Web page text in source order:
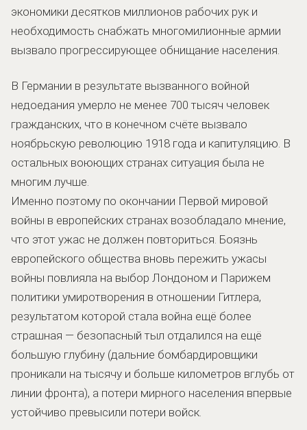
экономики десятков миллионов рабочих рук и
необходимость снабжать многомилионные армии
вызвало прогрессирующее обнищание населения.
В Германии в результате вызванного войной
недоедания умерло не менее 700 тысяч человек
гражданских, что в конечном счёте вызвало
ноябрьскую революцию 1918 года и капитуляцию. В
остальных воюющих странах ситуация была не
многим лучше.
Именно поэтому по окончании Первой мировой
войны в европейских странах возобладало мнение,
что этот ужас не должен повториться. Боязнь
европейского общества вновь пережить ужасы
войны повлияла на выбор Лондоном и Парижем
политики умиротворения в отношении Гитлера,
результатом которой стала война ещё более
страшная — безопасный тыл отдалился на ещё
большую глубину (дальние бомбардировщики
проникали на тысячу и больше километров вглубь от
линии фронта), а потери мирного населения впервые
устойчиво превысили потери войск.